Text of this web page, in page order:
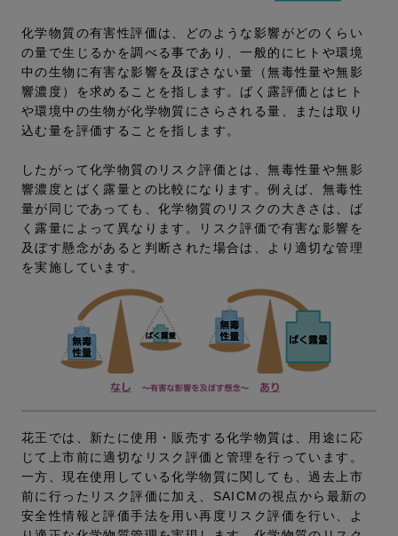
化学物質の有害性評価は、どのような影響がどのくらい
の量で生じるかを調べる事であり、一般的にヒトや環境
中の生物に有害な影響を及ぼさない量（無毒性量や無影
響濃度）を求めることを指します。ばく露評価とはヒト
や環境中の生物が化学物質にさらされる量、または取り
込む量を評価することを指します。
したがって化学物質のリスク評価とは、無毒性量や無影
響濃度とばく露量との比較になります。例えば、無毒性
量が同じであっても、化学物質のリスクの大きさは、ば
く露量によって異なります。リスク評価で有害な影響を
及ぼす懸念があると判断された場合は、より適切な管理
を実施しています。
花王では、新たに使用・販売する化学物質は、用途に応
じて上市前に適切なリスク評価と管理を行っています。
一方、現在使用している化学物質に関しても、過去上市
前に行ったリスク評価に加え、SAICMの視点から最新の
安全性情報と評価手法を用い再度リスク評価を行い、よ